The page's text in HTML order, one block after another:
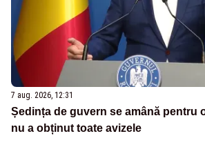
7 aug. 2026, 12:31
Ședința de guvern se amână pentru
nu a obținut toate avizele